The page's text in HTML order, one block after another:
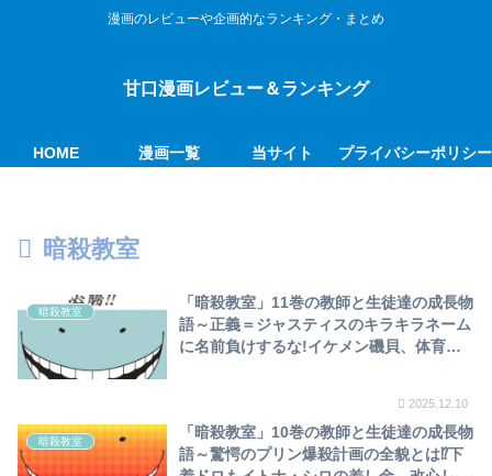
漫画のレビューや企画的なランキング・まとめ
甘口漫画レビュー＆ランキング
HOME 漫画一覧 当サイト プライバシーポリシー
暗殺教室
暗殺教室
「暗殺教室」11巻の教師と生徒達の成長物
語～正義＝ジャスティスのキラキラネーム
に名前負けするな!イケメン磯貝、体育祭
2025.12.10
暗殺教室
「暗殺教室」10巻の教師と生徒達の成長物
語～驚愕のプリン爆殺計画の全貌とは⁉下